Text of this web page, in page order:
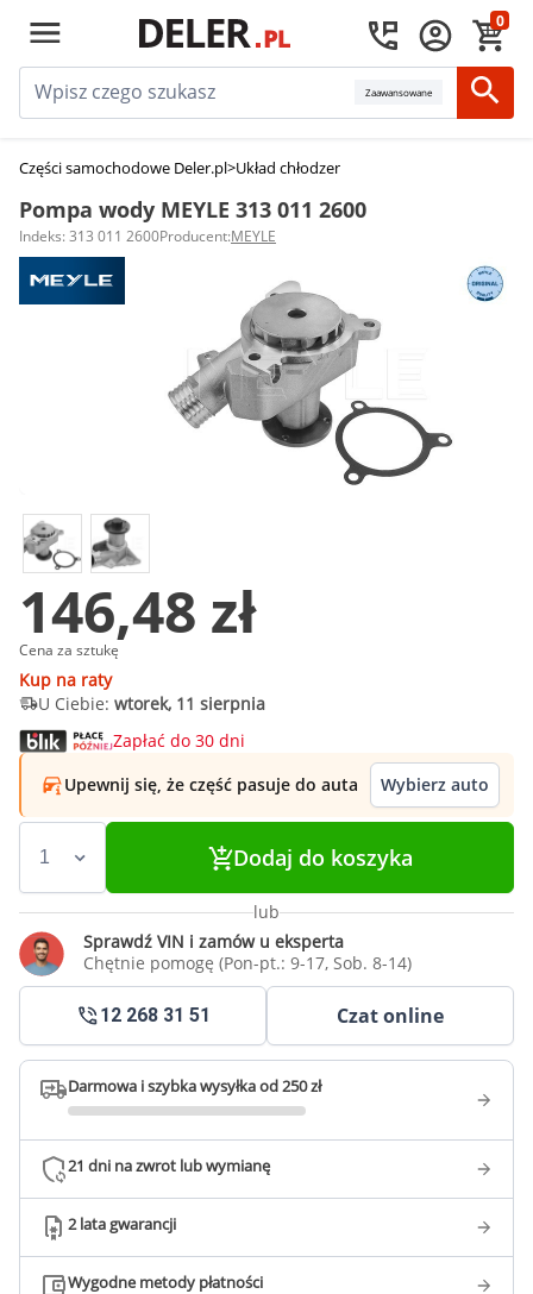
0
Zaawansowane
Części samochodowe Deler.pl>Układ chłodzenia silnika
Pompa wody MEYLE 313 011 2600
Indeks: 313 011 2600Producent:MEYLE
146,48 zł
Cena za sztukę
Kup na raty
U Ciebie: wtorek, 11 sierpnia
Zapłać do 30 dni
Upewnij się, że część pasuje do auta
Wybierz auto
Dodaj do koszyka
lub
Sprawdź VIN i zamów u eksperta
Chętnie pomogę (Pon-pt.: 9-17, Sob. 8-14)
12 268 31 51 Czat online
Darmowa i szybka wysyłka od 250 zł
21 dni na zwrot lub wymianę
2 lata gwarancji
Wygodne metody płatności